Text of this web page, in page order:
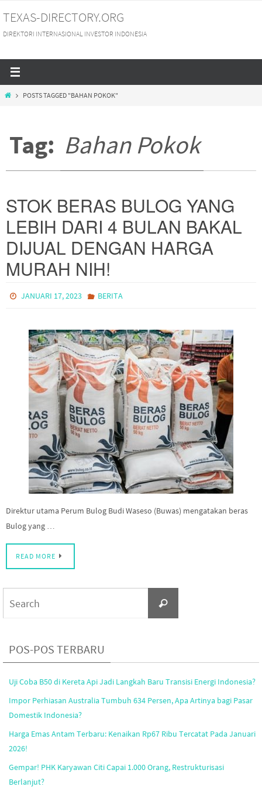
to
content
TEXAS-DIRECTORY.ORG
DIREKTORI INTERNASIONAL INVESTOR INDONESIA
HOMEPOSTS TAGGED "BAHAN POKOK"
Tag: Bahan Pokok
STOK BERAS BULOG YANG
LEBIH DARI 4 BULAN BAKAL
DIJUAL DENGAN HARGA
MURAH NIH!
JANUARI 17, 2023 BERITA
Direktur utama Perum Bulog Budi Waseso (Buwas) mengatakan beras
Bulog yang …
READ MORE
Search
POS-POS TERBARU
Uji Coba B50 di Kereta Api Jadi Langkah Baru Transisi Energi Indonesia?
Impor Perhiasan Australia Tumbuh 634 Persen, Apa Artinya bagi Pasar
Domestik Indonesia?
Harga Emas Antam Terbaru: Kenaikan Rp67 Ribu Tercatat Pada Januari
2026!
Gempar! PHK Karyawan Citi Capai 1.000 Orang, Restrukturisasi
Berlanjut?